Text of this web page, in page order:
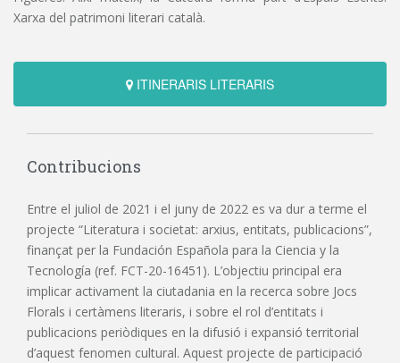
Xarxa del patrimoni literari català.
ITINERARIS LITERARIS
Contribucions
Entre el juliol de 2021 i el juny de 2022 es va dur a terme el
projecte “Literatura i societat: arxius, entitats, publicacions”,
finançat per la Fundación Española para la Ciencia y la
Tecnología (ref. FCT-20-16451). L’objectiu principal era
implicar activament la ciutadania en la recerca sobre Jocs
Florals i certàmens literaris, i sobre el rol d’entitats i
publicacions periòdiques en la difusió i expansió territorial
d’aquest fenomen cultural. Aquest projecte de participació